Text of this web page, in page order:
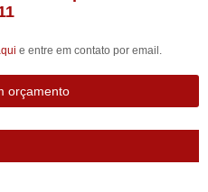
e entre em contato por email.
orçamento